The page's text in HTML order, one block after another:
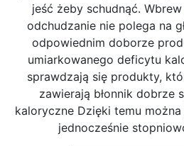
jeść żeby schudnąć.
odchudzanie nie polega na
odpowiednim doborze
umiarkowanego deficytu
sprawdzają się produkty,
zawierają błonnik dobrze
kaloryczne Dzięki temu można
jednocześnie